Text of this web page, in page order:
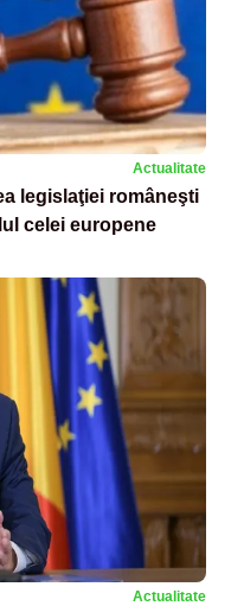
Actualitate
legislaţiei româneşti
celei europene
Actualitate